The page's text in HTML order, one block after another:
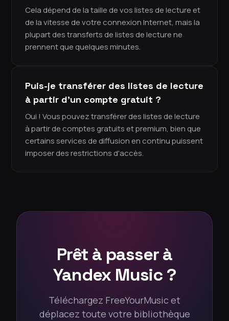
Cela dépend de la taille de vos listes de lecture et
de la vitesse de votre connexion Internet, mais la
plupart des transferts de listes de lecture ne
prennent que quelques minutes.
Puis-je transférer des listes de lecture
à partir d'un compte gratuit ?
Oui ! Vous pouvez transférer des listes de lecture
à partir de comptes gratuits et premium, bien que
certains services de diffusion en continu puissent
imposer des restrictions d'accès.
Prêt à passer à
Yandex Music ?
Téléchargez FreeYourMusic et
déplacez toute votre bibliothèque